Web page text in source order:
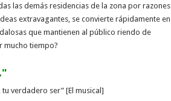
las demás residencias de la zona por razones
extravagantes, se convierte rápidamente en
que mantienen al público riendo de
mucho tiempo?
verdadero ser” [El musical]